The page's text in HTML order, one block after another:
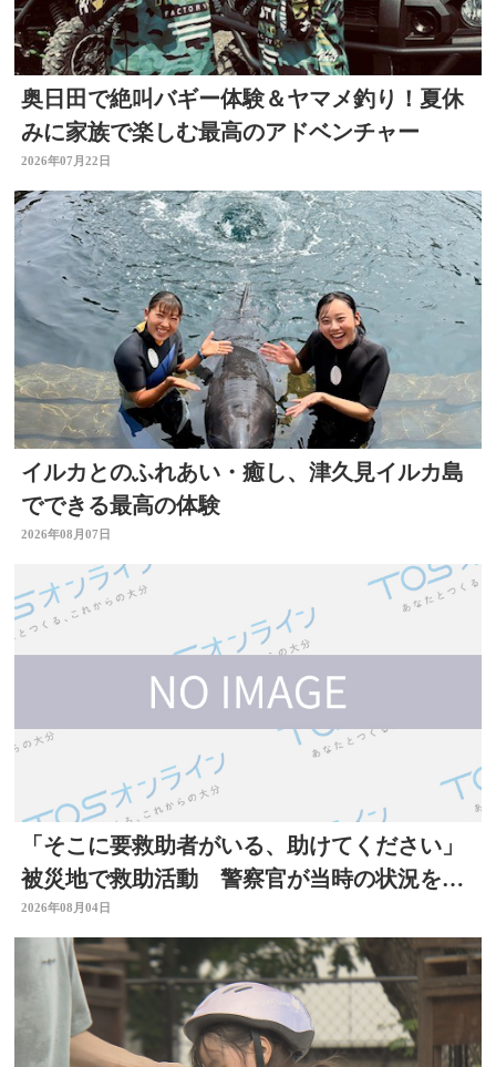
奥日田で絶叫バギー体験＆ヤマメ釣り！夏休
みに家族で楽しむ最高のアドベンチャー
2026年07月22日
イルカとのふれあい・癒し、津久見イルカ島
でできる最高の体験
2026年08月07日
「そこに要救助者がいる、助けてください」
被災地で救助活動 警察官が当時の状況を語
る 大分
2026年08月04日